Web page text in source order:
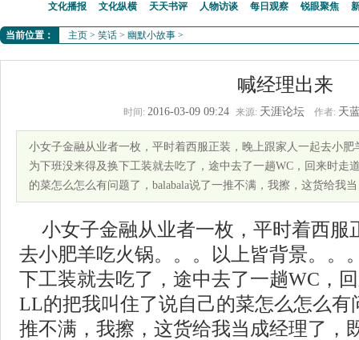
文化播报 文化纵横 天天书评 人物访谈 每日观察 锐眼聚焦
当前位置： 主页 > 笑话 > 幽默小故事 >
喊经理出来
时间: 2016-03-09 09:24 来源: 天涯论坛 作者: 天
小女子金融从业者一枚，平时着西服正装，晚上跟家人一起去小
为下班没来得及换下工装就去吃了，途中去了一趟WC，回来时走
的菜怎么怎么有问题了，balabala说了一推不满，我擦，这货给我当
小女子金融从业者一枚，平时着西服
去小肥羊吃火锅。。。以上皆背景。。
下工装就去吃了，途中去了一趟WC，
LL的把我叫住了说自己的菜怎么怎么有
推不满，我擦，这货给我当成经理了，